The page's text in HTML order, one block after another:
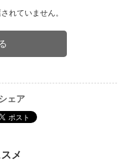
れていません。
ェア
メ